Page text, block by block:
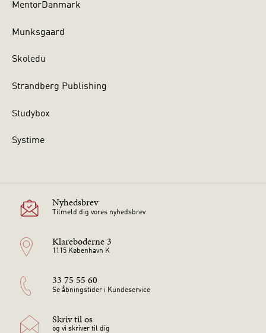
MentorDanmark
Munksgaard
Skoledu
Strandberg Publishing
Studybox
Systime
Nyhedsbrev
Tilmeld dig vores nyhedsbrev
Klareboderne 3
1115 København K
33 75 55 60
Se åbningstider i Kundeservice
Skriv til os
og vi skriver til dig